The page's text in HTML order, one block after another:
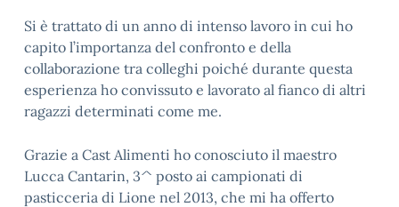
Si è trattato di un anno di intenso lavoro in cui ho
capito l’importanza del confronto e della
collaborazione tra colleghi poiché durante questa
esperienza ho convissuto e lavorato al fianco di altri
ragazzi determinati come me.
Grazie a Cast Alimenti ho conosciuto il maestro
Lucca Cantarin, 3^ posto ai campionati di
pasticceria di Lione nel 2013, che mi ha offerto